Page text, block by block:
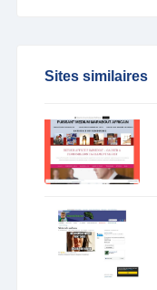
Sites similaires